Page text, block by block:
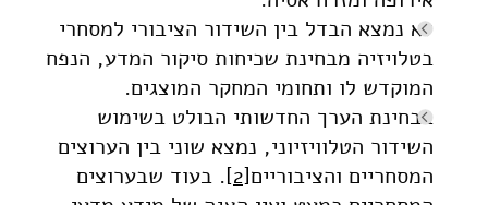
לא נמצא הבדל בין השידור הציבורי למסחרי
בטלויזיה מבחינת שכיחות סיקור המדע, הנפח
המוקדש לו ותחומי המחקר המוצגים.
בבחינת הערך החדשותי הבולט בשימוש
השידור הטלוויזיוני, נמצא שוני בין הערוצים
המסחריים והציבוריים[2]
. בעוד שבערוצים